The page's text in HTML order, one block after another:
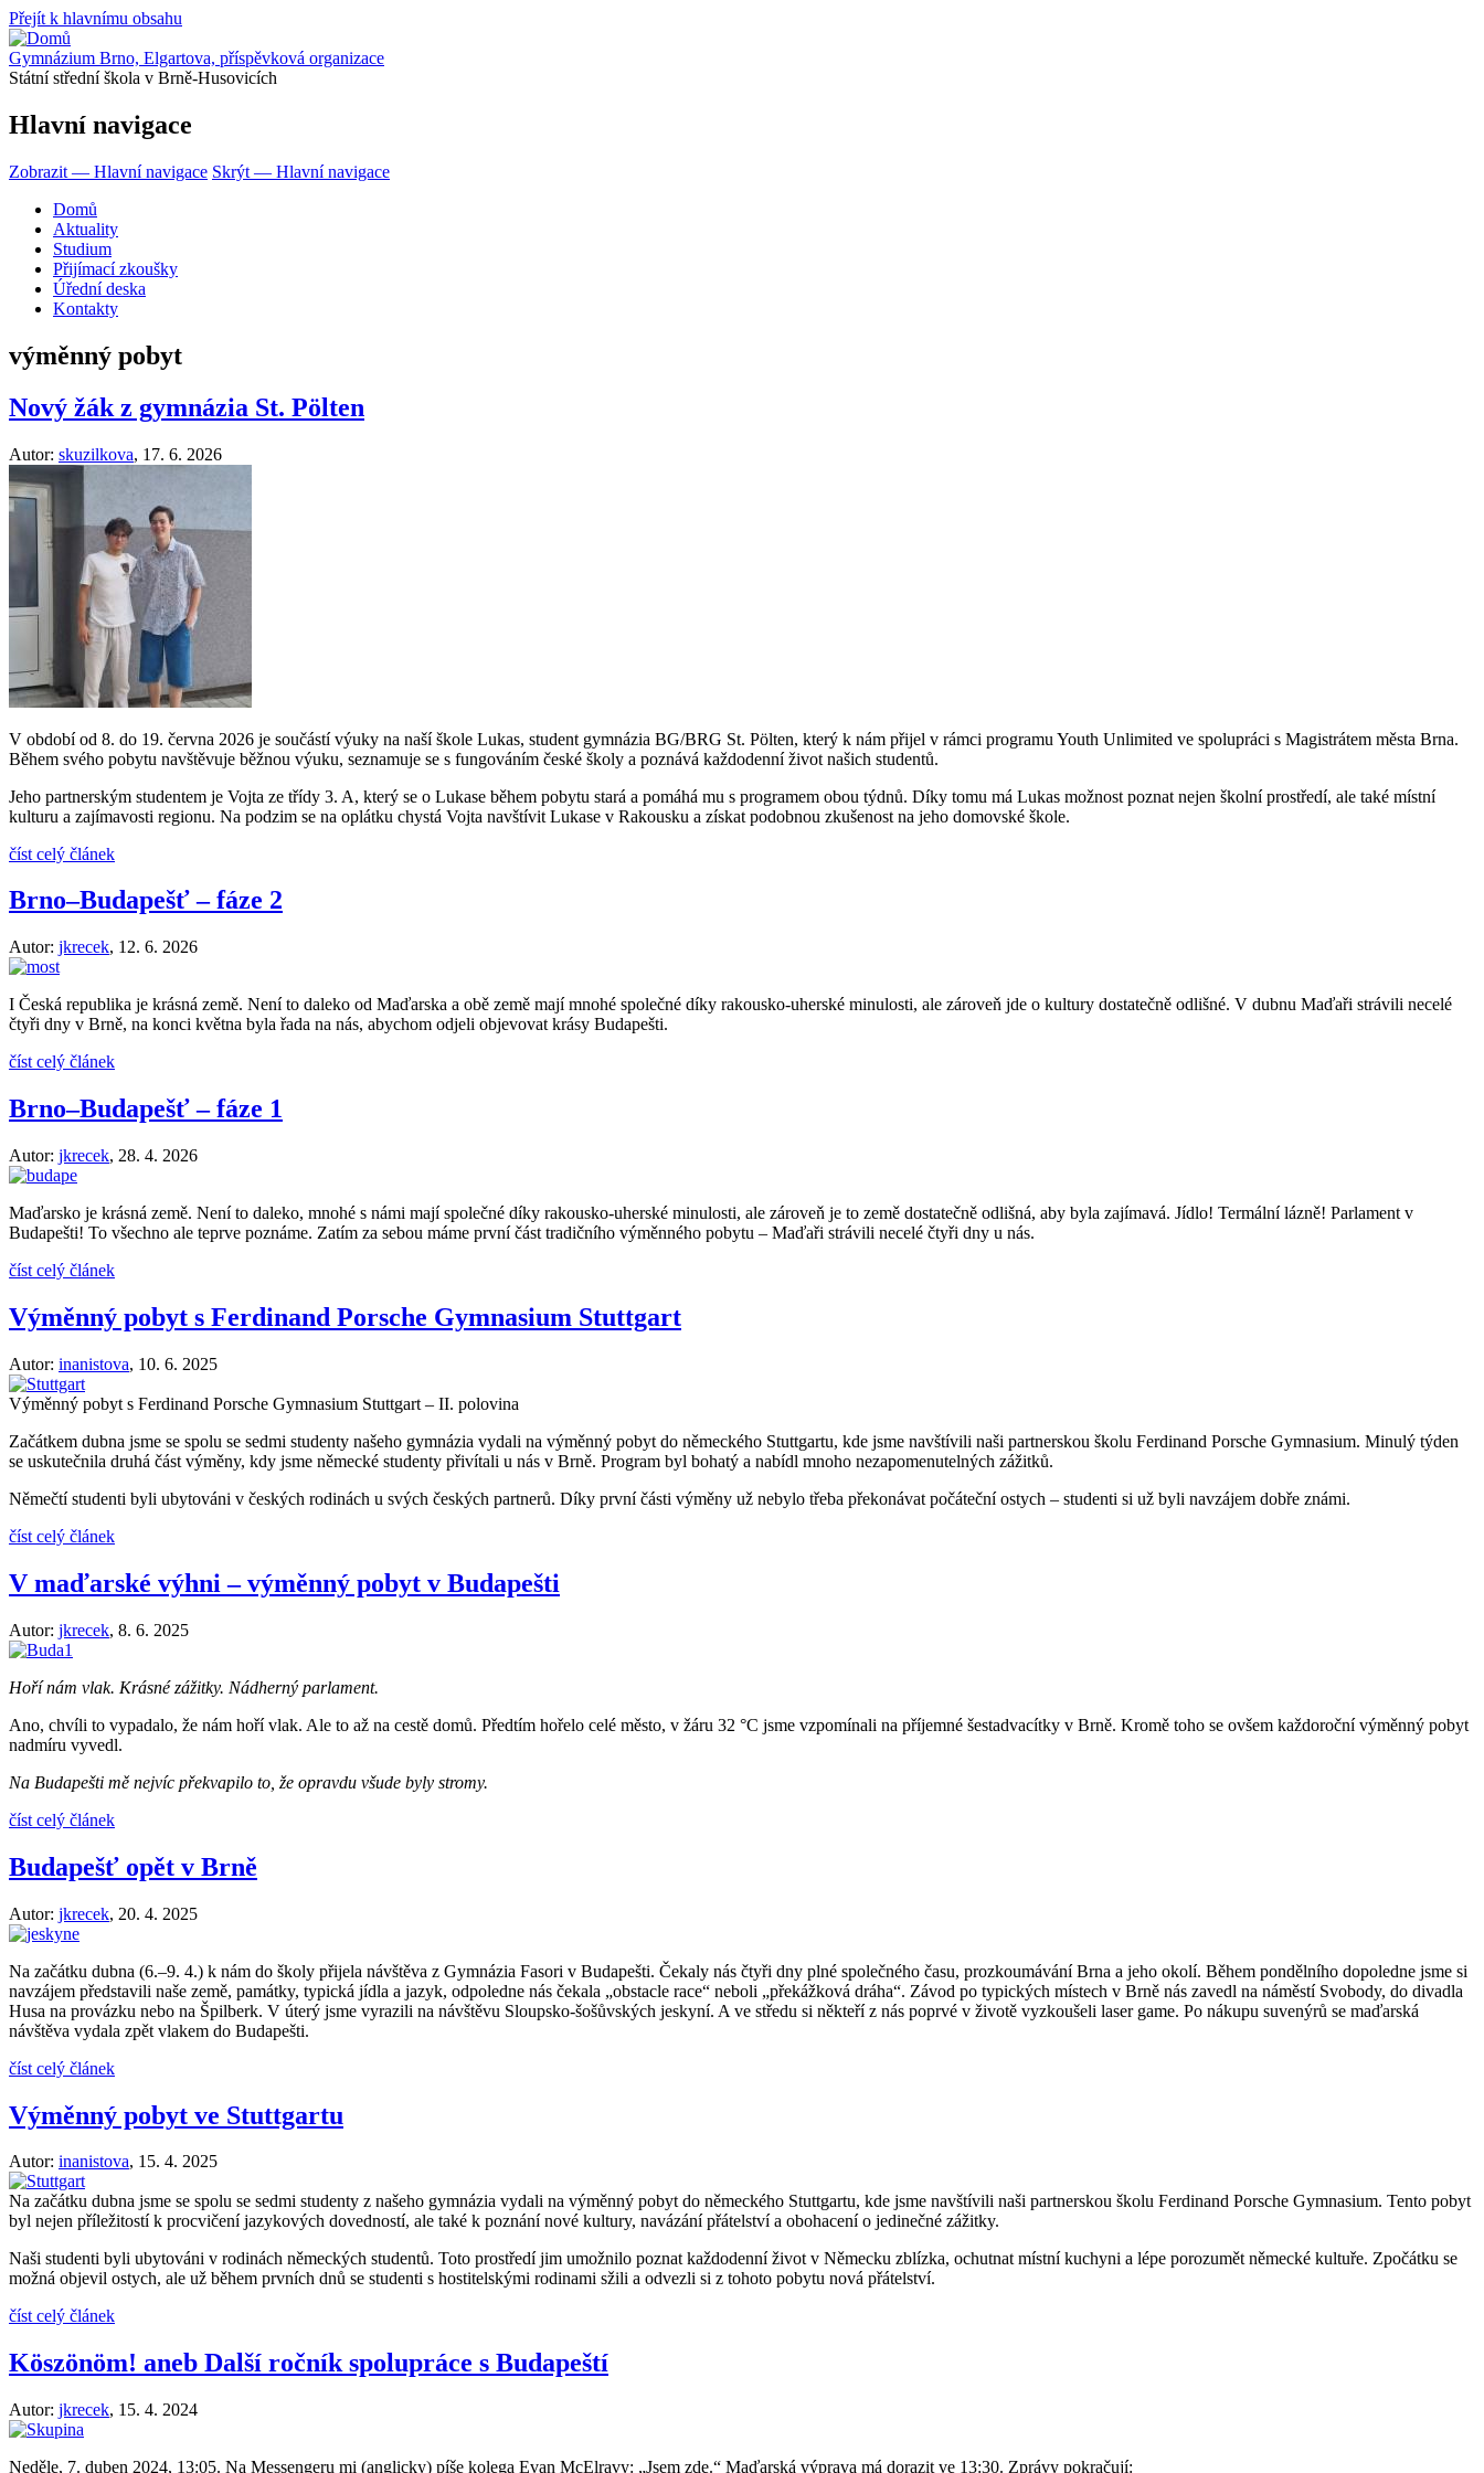
Přejít k hlavnímu obsahu
Gymnázium Brno, Elgartova, příspěvková organizace
Státní střední škola v Brně-Husovicích
Hlavní navigace
Zobrazit — Hlavní navigace Skrýt — Hlavní navigace
Domů
Aktuality
Studium
Přijímací zkoušky
Úřední deska
Kontakty
výměnný pobyt
Nový žák z gymnázia St. Pölten
Autor: skuzilkova, 17. 6. 2026
V období od 8. do 19. června 2026 je součástí výuky na naší škole Lukas, student gymnázia BG/BRG St. Pölten, který k nám přijel v rámci programu Youth Unlimited ve spolupráci s Magistrátem města Brna.
Během svého pobytu navštěvuje běžnou výuku, seznamuje se s fungováním české školy a poznává každodenní život našich studentů.
Jeho partnerským studentem je Vojta ze třídy 3. A, který se o Lukase během pobytu stará a pomáhá mu s programem obou týdnů. Díky tomu má Lukas možnost poznat nejen školní prostředí, ale také místní
kulturu a zajímavosti regionu. Na podzim se na oplátku chystá Vojta navštívit Lukase v Rakousku a získat podobnou zkušenost na jeho domovské škole.
číst celý článek
Brno–Budapešť – fáze 2
Autor: jkrecek, 12. 6. 2026
I Česká republika je krásná země. Není to daleko od Maďarska a obě země mají mnohé společné díky rakousko-uherské minulosti, ale zároveň jde o kultury dostatečně odlišné. V dubnu Maďaři strávili necelé
čtyři dny v Brně, na konci května byla řada na nás, abychom odjeli objevovat krásy Budapešti.
číst celý článek
Brno–Budapešť – fáze 1
Autor: jkrecek, 28. 4. 2026
Maďarsko je krásná země. Není to daleko, mnohé s námi mají společné díky rakousko-uherské minulosti, ale zároveň je to země dostatečně odlišná, aby byla zajímavá. Jídlo! Termální lázně! Parlament v
Budapešti! To všechno ale teprve poznáme. Zatím za sebou máme první část tradičního výměnného pobytu – Maďaři strávili necelé čtyři dny u nás.
číst celý článek
Výměnný pobyt s Ferdinand Porsche Gymnasium Stuttgart
Autor: inanistova, 10. 6. 2025
Výměnný pobyt s Ferdinand Porsche Gymnasium Stuttgart – II. polovina
Začátkem dubna jsme se spolu se sedmi studenty našeho gymnázia vydali na výměnný pobyt do německého Stuttgartu, kde jsme navštívili naši partnerskou školu Ferdinand Porsche Gymnasium. Minulý týden
se uskutečnila druhá část výměny, kdy jsme německé studenty přivítali u nás v Brně. Program byl bohatý a nabídl mnoho nezapomenutelných zážitků.
Němečtí studenti byli ubytováni v českých rodinách u svých českých partnerů. Díky první části výměny už nebylo třeba překonávat počáteční ostych – studenti si už byli navzájem dobře známi.
číst celý článek
V maďarské výhni – výměnný pobyt v Budapešti
Autor: jkrecek, 8. 6. 2025
Hoří nám vlak. Krásné zážitky. Nádherný parlament.
Ano, chvíli to vypadalo, že nám hoří vlak. Ale to až na cestě domů. Předtím hořelo celé město, v žáru 32 °C jsme vzpomínali na příjemné šestadvacítky v Brně. Kromě toho se ovšem každoroční výměnný pobyt
nadmíru vyvedl.
Na Budapešti mě nejvíc překvapilo to, že opravdu všude byly stromy.
číst celý článek
Budapešť opět v Brně
Autor: jkrecek, 20. 4. 2025
Na začátku dubna (6.–9. 4.) k nám do školy přijela návštěva z Gymnázia Fasori v Budapešti. Čekaly nás čtyři dny plné společného času, prozkoumávání Brna a jeho okolí. Během pondělního dopoledne jsme si
navzájem představili naše země, památky, typická jídla a jazyk, odpoledne nás čekala „obstacle race“ neboli „překážková dráha“. Závod po typických místech v Brně nás zavedl na náměstí Svobody, do divadla
Husa na provázku nebo na Špilberk. V úterý jsme vyrazili na návštěvu Sloupsko-šošůvských jeskyní. A ve středu si někteří z nás poprvé v životě vyzkoušeli laser game. Po nákupu suvenýrů se maďarská
návštěva vydala zpět vlakem do Budapešti.
číst celý článek
Výměnný pobyt ve Stuttgartu
Autor: inanistova, 15. 4. 2025
Na začátku dubna jsme se spolu se sedmi studenty z našeho gymnázia vydali na výměnný pobyt do německého Stuttgartu, kde jsme navštívili naši partnerskou školu Ferdinand Porsche Gymnasium. Tento pobyt
byl nejen příležitostí k procvičení jazykových dovedností, ale také k poznání nové kultury, navázání přátelství a obohacení o jedinečné zážitky.
Naši studenti byli ubytováni v rodinách německých studentů. Toto prostředí jim umožnilo poznat každodenní život v Německu zblízka, ochutnat místní kuchyni a lépe porozumět německé kultuře. Zpočátku se
možná objevil ostych, ale už během prvních dnů se studenti s hostitelskými rodinami sžili a odvezli si z tohoto pobytu nová přátelství.
číst celý článek
Köszönöm! aneb Další ročník spolupráce s Budapeští
Autor: jkrecek, 15. 4. 2024
Neděle, 7. duben 2024, 13:05. Na Messengeru mi (anglicky) píše kolega Evan McElravy: „Jsem zde.“ Maďarská výprava má dorazit ve 13:30. Zprávy pokračují: